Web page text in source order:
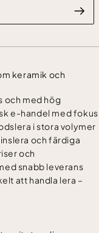
keramik och
och med hög
e-handel med fokus
i stora volymer
och färdiga
och
snabb leverans
att handla lera –